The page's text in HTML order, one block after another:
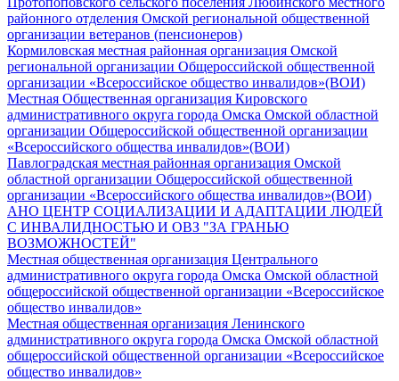
районного отделения Омской региональной общественной
организации ветеранов (пенсионеров)
Кормиловская местная районная организация Омской
региональной организации Общероссийской общественной
организации «Всероссийское общество инвалидов»(ВОИ)
Местная Общественная организация Кировского
административного округа города Омска Омской областной
организации Общероссийской общественной организации
«Всероссийского общества инвалидов»(ВОИ)
Павлоградская местная районная организация Омской
областной организации Общероссийской общественной
организации «Всероссийского общества инвалидов»(ВОИ)
АНО ЦЕНТР СОЦИАЛИЗАЦИИ И АДАПТАЦИИ ЛЮДЕЙ
С ИНВАЛИДНОСТЬЮ И ОВЗ "ЗА ГРАНЬЮ
ВОЗМОЖНОСТЕЙ"
Местная общественная организация Центрального
административного округа города Омска Омской областной
общероссийской общественной организации «Всероссийское
общество инвалидов»
Местная общественная организация Ленинского
административного округа города Омска Омской областной
общероссийской общественной организации «Всероссийское
общество инвалидов»